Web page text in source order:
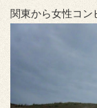
関東から女性コン